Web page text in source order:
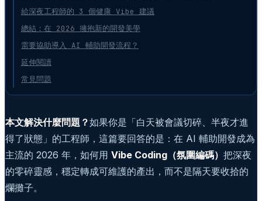
給深夜工程師的 3 個健康 Vibe 建議
總結：在 2026 擁抱新的開發美學
需要協助導入 AI 輔助開發流程？
延伸閱讀
常見問題
本文解決什麼問題？如果你是「白天被會議切碎、半夜才進
得了狀態」的工程師，這篇要回答的是：在 AI 輔助開發成為
主流的 2026 年，如何用 Vibe Coding（氛圍編碼） 把深夜
的零碎靈感，穩定轉成可維護的產出，而不是隔天要收拾的
爛攤子。